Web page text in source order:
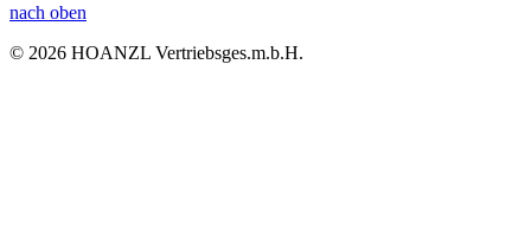
nach oben
© 2026 HOANZL Vertriebsges.m.b.H.